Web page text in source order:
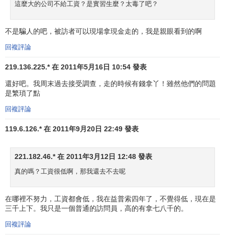
這麼大的公司不給工資？是實習生麼？太毒了吧？
不是騙人的吧，被訪者可以現場拿現金走的，我是親眼看到的啊
回複評論
219.136.225.* 在 2011年5月16日 10:54 發表
還好吧。我周末過去接受調查，走的時候有錢拿丫！雖然他們的問題
是繁瑣了點
回複評論
119.6.126.* 在 2011年9月20日 22:49 發表
221.182.46.* 在 2011年3月12日 12:48 發表
真的嗎？工資很低啊，那我還去不去呢
在哪裡不努力，工資都會低，我在益普索四年了，不覺得低，現在是
三千上下。我只是一個普通的訪問員，高的有拿七八千的。
回複評論